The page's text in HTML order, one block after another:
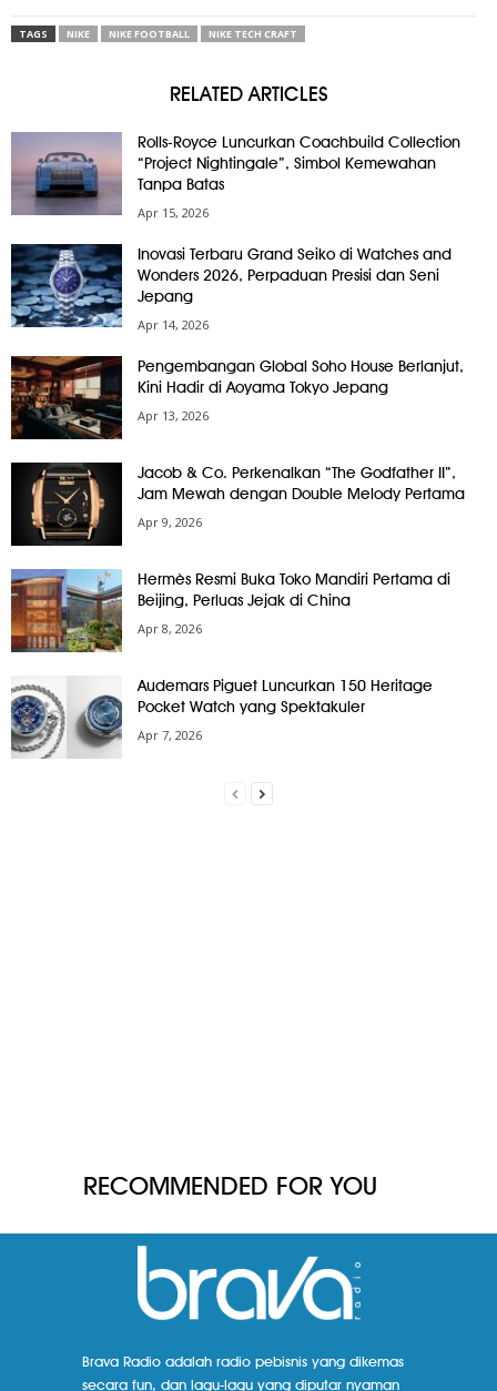
TAGS NIKE NIKE FOOTBALL NIKE TECH CRAFT
RELATED ARTICLES
Rolls-Royce Luncurkan Coachbuild Collection
“Project Nightingale”, Simbol Kemewahan
Tanpa Batas
Apr 15, 2026
Inovasi Terbaru Grand Seiko di Watches and
Wonders 2026, Perpaduan Presisi dan Seni
Jepang
Apr 14, 2026
Pengembangan Global Soho House Berlanjut,
Kini Hadir di Aoyama Tokyo Jepang
Apr 13, 2026
Jacob & Co. Perkenalkan “The Godfather II”,
Jam Mewah dengan Double Melody Pertama
Apr 9, 2026
Hermès Resmi Buka Toko Mandiri Pertama di
Beijing, Perluas Jejak di China
Apr 8, 2026
Audemars Piguet Luncurkan 150 Heritage
Pocket Watch yang Spektakuler
Apr 7, 2026
RECOMMENDED FOR YOU
Brava Radio adalah radio pebisnis yang dikemas
secara fun, dan lagu-lagu yang diputar nyaman